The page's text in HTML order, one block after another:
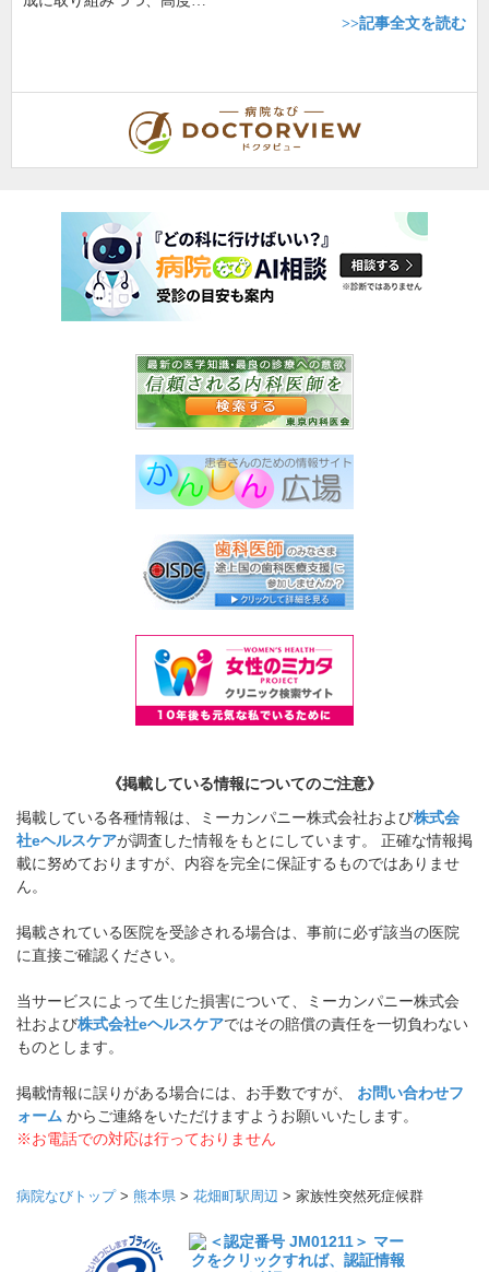
>>記事全文を読む
《掲載している情報についてのご注意》
掲載している各種情報は、ミーカンパニー株式会社および株式会
社eヘルスケアが調査した情報をもとにしています。 正確な情報掲
載に努めておりますが、内容を完全に保証するものではありませ
ん。
掲載されている医院を受診される場合は、事前に必ず該当の医院
に直接ご確認ください。
当サービスによって生じた損害について、ミーカンパニー株式会
社および株式会社eヘルスケアではその賠償の責任を一切負わない
ものとします。
掲載情報に誤りがある場合には、お手数ですが、 お問い合わせフ
ォーム からご連絡をいただけますようお願いいたします。
※お電話での対応は行っておりません
病院なびトップ> 熊本県 > 花畑町駅周辺 > 家族性突然死症候群